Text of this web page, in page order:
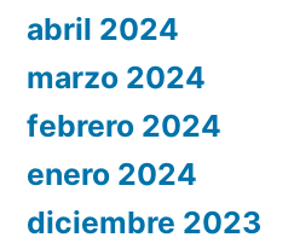
abril 2024
marzo 2024
febrero 2024
enero 2024
diciembre 2023